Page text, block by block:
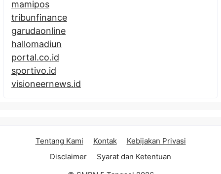
mamipos
tribunfinance
garudaonline
hallomadiun
portal.co.id
sportivo.id
visioneernews.id
Tentang Kami Kontak
Kebijakan Privasi
Disclaimer
Syarat dan Ketentuan